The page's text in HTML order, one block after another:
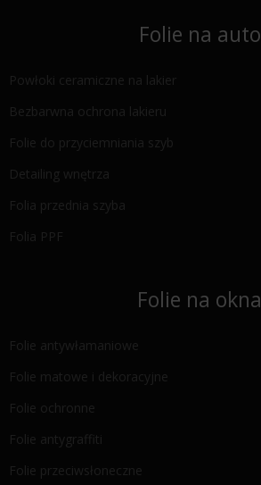
Folie na auto
Powłoki ceramiczne na lakier
Bezbarwna ochrona lakieru
Folie do przyciemniania szyb
Detailing wnętrza
Folia przednia szyba
Folia PPF
Folie na okna
Folie antywłamaniowe
Folie matowe i dekoracyjne
Folie ochronne
Folie antygraffiti
Folie przeciwsłoneczne